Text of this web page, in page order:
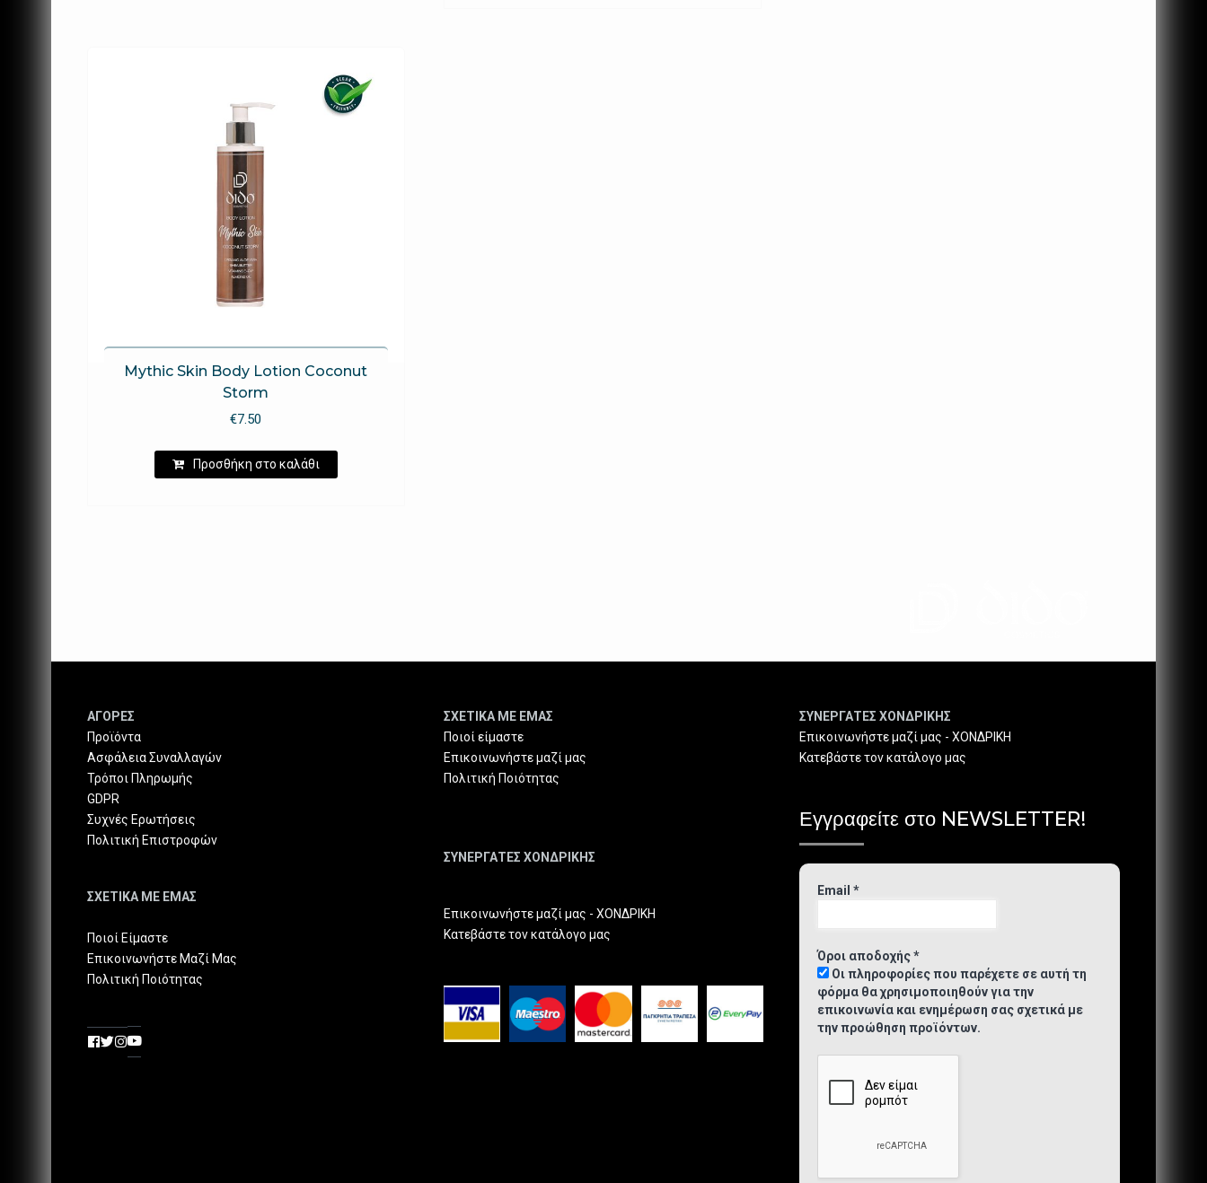
Mythic Skin Body Lotion Coconut
Storm
€7.50
Προσθήκη στο καλάθι
ΑΓΟΡΕΣ
Προϊόντα
Ασφάλεια Συναλλαγών
Τρόποι Πληρωμής
GDPR
Συχνές Ερωτήσεις
Πολιτική Επιστροφών
ΣΧΕΤΙΚΑ ΜΕ ΕΜΑΣ
Ποιοί Είμαστε
Επικοινωνήστε Μαζί Μας
Πολιτική Ποιότητας
ΣΧΕΤΙΚΑ ΜΕ ΕΜΑΣ
Ποιοί είμαστε
Επικοινωνήστε μαζί μας
Πολιτική Ποιότητας
ΣΥΝΕΡΓΑΤΕΣ ΧΟΝΔΡΙΚΗΣ
Επικοινωνήστε μαζί μας - ΧΟΝΔΡΙΚΗ
Κατεβάστε τον κατάλογο μας
ΣΥΝΕΡΓΑΤΕΣ ΧΟΝΔΡΙΚΗΣ
Επικοινωνήστε μαζί μας - ΧΟΝΔΡΙΚΗ
Κατεβάστε τον κατάλογο μας
Εγγραφείτε στο NEWSLETTER!
Email*
Όροι αποδοχής*
Οι πληροφορίες που παρέχετε σε αυτή τη
φόρμα θα χρησιμοποιηθούν για την
επικοινωνία και ενημέρωση σας σχετικά με
την προώθηση προϊόντων.